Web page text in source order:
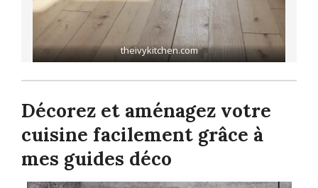
theivykitchen.com
Décorez et aménagez votre
cuisine facilement grâce à
mes guides déco